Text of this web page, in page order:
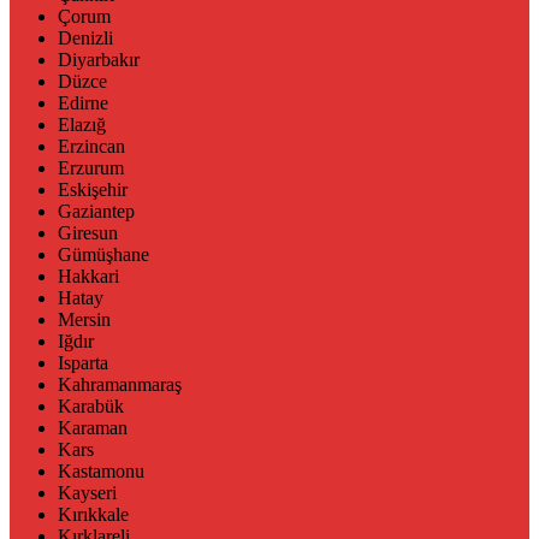
Çorum
Denizli
Diyarbakır
Düzce
Edirne
Elazığ
Erzincan
Erzurum
Eskişehir
Gaziantep
Giresun
Gümüşhane
Hakkari
Hatay
Mersin
Iğdır
Isparta
Kahramanmaraş
Karabük
Karaman
Kars
Kastamonu
Kayseri
Kırıkkale